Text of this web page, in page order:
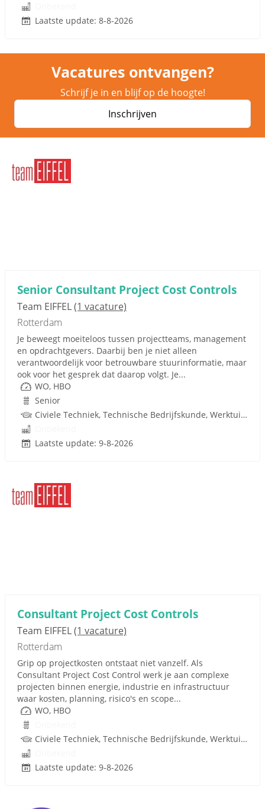
Laatste update: 8-8-2026
Vacatures ontvangen?
Schrijf je in en blijf op de hoogte!
Inschrijven
Senior Consultant Project Cost Controls
Team EIFFEL(1 vacature)
Rotterdam
Je beweegt moeiteloos tussen projectteams, management
en opdrachtgevers. Daarbij ben je niet alleen
verantwoordelijk voor betrouwbare stuurinformatie, maar
ook voor het gesprek dat daarop volgt. Je...
WO, HBO
Senior
Civiele Techniek, Technische Bedrijfskunde, Werktuigbouwkunde, Wiskunde, Bedrijfseconomie, Econometrie, Bedrijfskunde, Infrastructuur, Techniek
Laatste update: 9-8-2026
Consultant Project Cost Controls
Team EIFFEL(1 vacature)
Rotterdam
Grip op projectkosten ontstaat niet vanzelf. Als
Consultant Project Cost Control werk je aan complexe
projecten binnen energie, industrie en infrastructuur
waar kosten, planning, risico's en scope...
WO, HBO
Civiele Techniek, Technische Bedrijfskunde, Werktuigbouwkunde, Wiskunde, Bedrijfseconomie, Econometrie, Bedrijfskunde, Infrastructuur, Techniek
Laatste update: 9-8-2026